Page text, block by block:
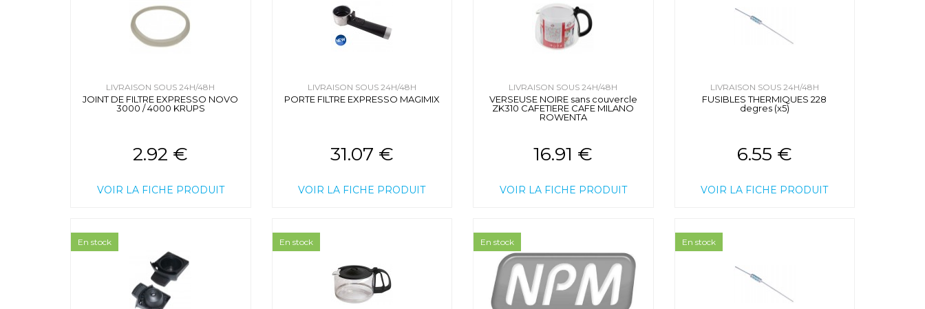
LIVRAISON SOUS 24H/48H
JOINT DE FILTRE EXPRESSO NOVO
3000 / 4000 KRUPS
2.92 €
VOIR LA FICHE PRODUIT
LIVRAISON SOUS 24H/48H
PORTE FILTRE EXPRESSO MAGIMIX
31.07 €
VOIR LA FICHE PRODUIT
LIVRAISON SOUS 24H/48H
VERSEUSE NOIRE sans couvercle
ZK310 CAFETIERE CAFE MILANO
ROWENTA
16.91 €
VOIR LA FICHE PRODUIT
LIVRAISON SOUS 24H/48H
FUSIBLES THERMIQUES 228
degres (x5)
6.55 €
VOIR LA FICHE PRODUIT
En stock En stock En stock En stock